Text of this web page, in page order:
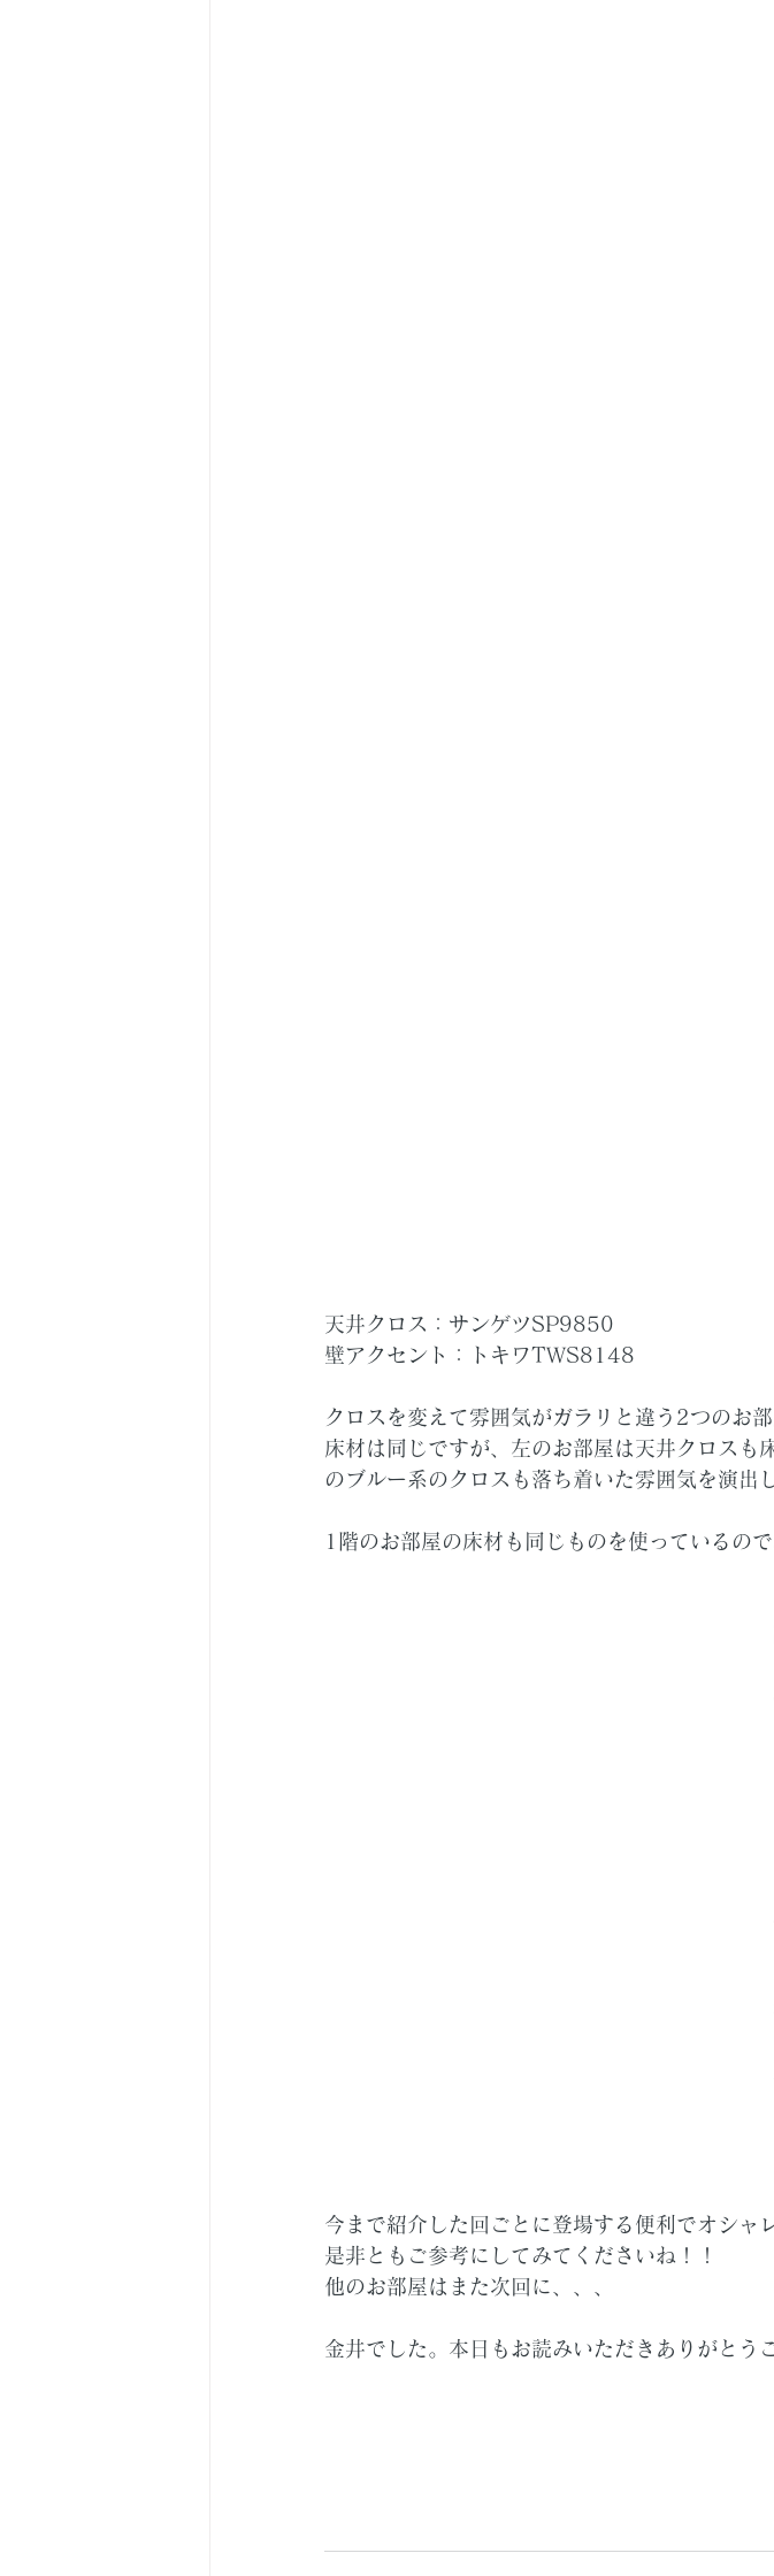
天井クロス：サンゲツSP9850
壁アクセント：トキワTWS8148
クロスを変えて雰囲気がガラリと違う2つのお部
床材は同じですが、左のお部屋は天井クロスも
のブルー系のクロスも落ち着いた雰囲気を演出
1階のお部屋の床材も同じものを使っているの
今まで紹介した回ごとに登場する便利でオシャ
是非ともご参考にしてみてくださいね！！
他のお部屋はまた次回に、、、
金井でした。本日もお読みいただきありがとう